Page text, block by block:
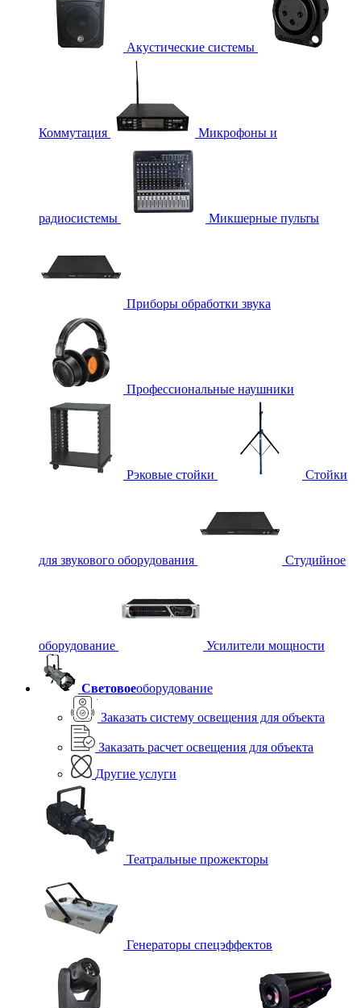
Акустические системы
Коммутация Микрофоны и
радиосистемы Микшерные пульты
Приборы обработки звука
Профессиональные наушники
Рэковые стойки Стойки
для звукового оборудования Студийное
оборудование Усилители мощности
Световоеоборудование
Заказать систему освещения для объекта
Заказать расчет освещения для объекта
Другие услуги
Театральные прожекторы
Генераторы спецэффектов